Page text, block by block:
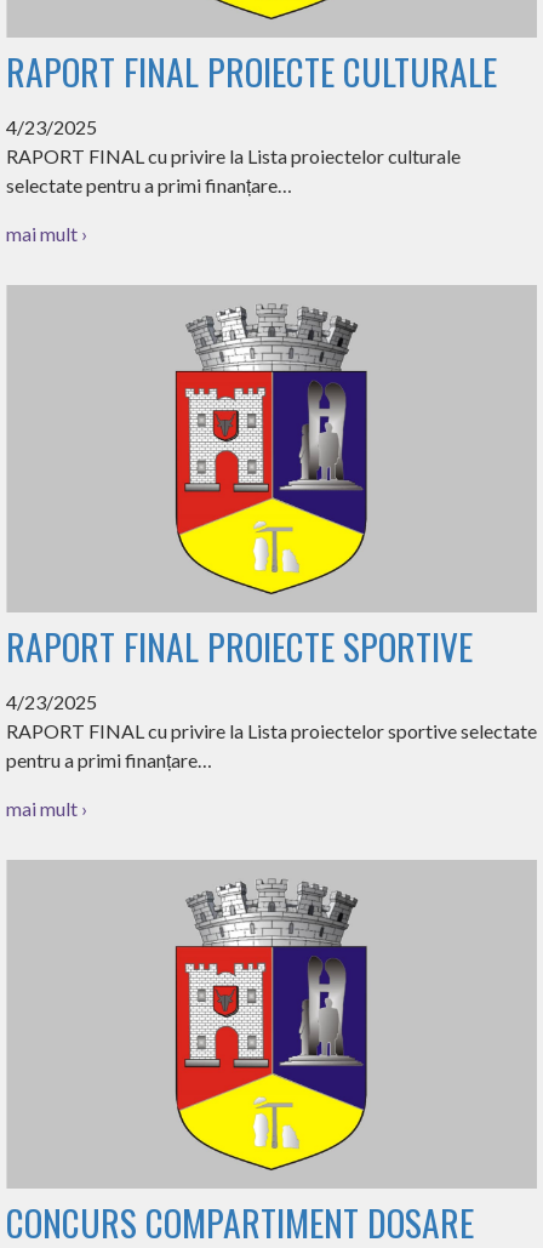
RAPORT FINAL PROIECTE CULTURALE
4/23/2025
RAPORT FINAL cu privire la Lista proiectelor culturale
selectate pentru a primi finanțare…
mai mult ›
RAPORT FINAL PROIECTE SPORTIVE
4/23/2025
RAPORT FINAL cu privire la Lista proiectelor sportive selectate
pentru a primi finanțare…
mai mult ›
CONCURS COMPARTIMENT DOSARE